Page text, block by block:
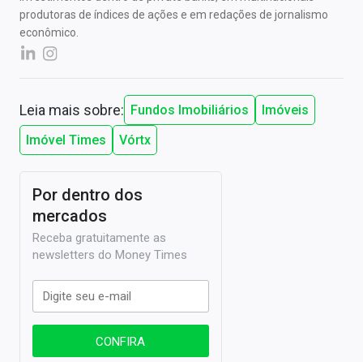
produtoras de índices de ações e em redações de jornalismo
econômico.
Leia mais sobre: Fundos Imobiliários
Imóveis
Imóvel Times
Vórtx
Por dentro dos
mercados
Receba gratuitamente as
newsletters do Money Times